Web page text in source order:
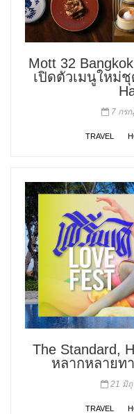
Mott 32
เปิดตัวเมนูใหม่
7 กรก
TRAVEL
The Standard,
หลากหลายท
21 มิถุ
TRAVEL